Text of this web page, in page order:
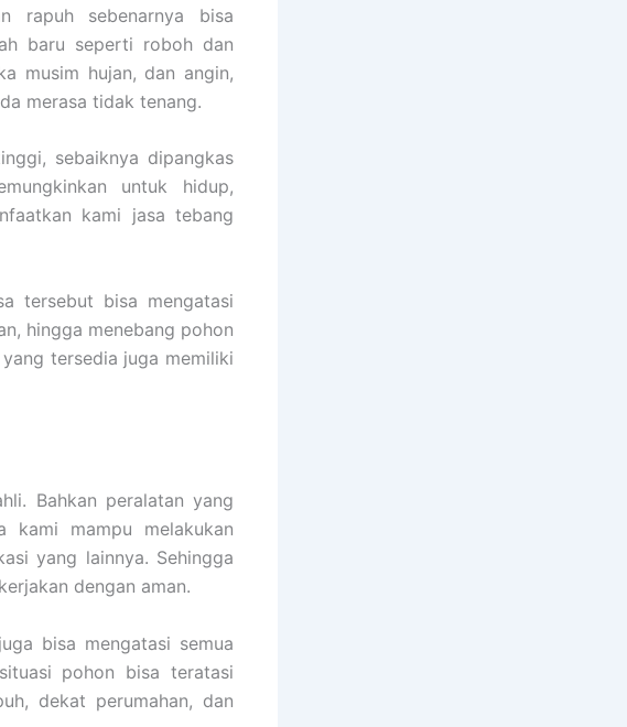
rapuh sebenarnya bisa
baru seperti roboh dan
musim hujan, dan angin,
merasa tidak tenang.
sebaiknya dipangkas
untuk hidup,
kami jasa tebang
tersebut bisa mengatasi
hingga menebang pohon
tersedia juga memiliki
Bahkan peralatan yang
kami mampu melakukan
yang lainnya. Sehingga
dengan aman.
bisa mengatasi semua
pohon bisa teratasi
dekat perumahan, dan